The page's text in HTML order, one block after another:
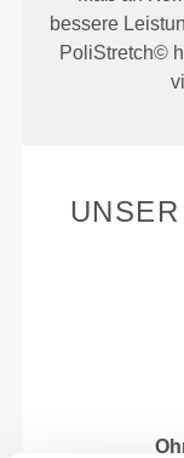
bessere
PoliStretch©